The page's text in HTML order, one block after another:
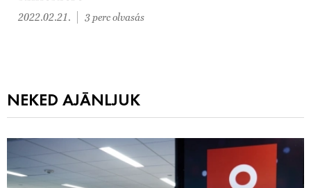
2022.02.21. 3 perc olvasás
NEKED AJÁNLJUK